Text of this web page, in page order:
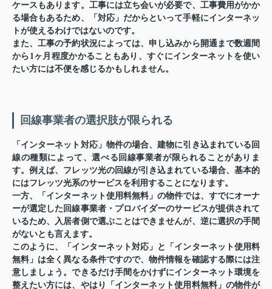
ケースもあります。工事には立ち会いが必要で、工事費用がかか
る場合もあるため、「対応」だからといって手軽にインターネッ
トが使えるわけではないのです。
また、工事の予約状況によっては、申し込みから開通まで数週間
から1ヶ月程度かかることもあり、すぐにインターネットを使い
たい方には不便を感じるかもしれません。
回線事業者の選択肢が限られる
「インターネット対応」物件の場合、建物に引き込まれている回
線の種類によって、選べる回線事業者が限られることがありま
す。例えば、フレッツ光の回線が引き込まれている場合、基本的
にはフレッツ光系のサービスを利用することになります。
一方、「インターネット使用料無料」の物件では、すでにオーナ
ーが選定した回線事業者・プロバイダーのサービスが提供されて
いるため、入居者側で選ぶことはできませんが、逆に選択の手間
がないとも言えます。
このように、「インターネット対応」と「インターネット使用料
無料」は全く異なる条件ですので、物件情報を確認する際には注
意しましょう。できるだけ手間をかけずにインターネット環境を
整えたい方には、やはり「インターネット使用料無料」の物件が